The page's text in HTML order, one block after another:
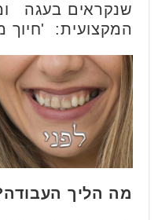
שנקראים בעגה
המקצועית: 'חיוך
מה הליך